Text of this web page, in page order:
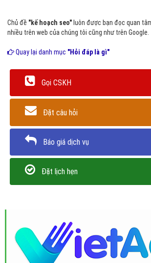
Chủ đề "kế hoạch seo" luôn được bạn đọc quan
nhiều trên web của chúng tôi cũng như trên Google.
Quay lại danh mục "Hỏi đáp là gì"
Gọi CSKH
Đặt câu hỏi
Báo giá dịch vụ
Đặt lịch hẹn